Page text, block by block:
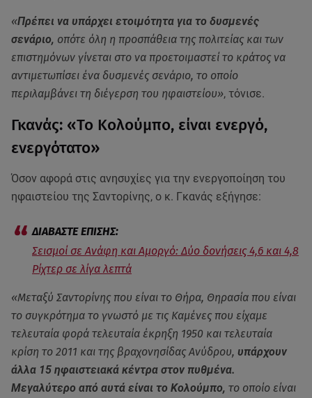
«Πρέπει να υπάρχει ετοιμότητα για το δυσμενές
σενάριο, οπότε όλη η προσπάθεια της πολιτείας και των
επιστημόνων γίνεται στο να προετοιμαστεί το κράτος να
αντιμετωπίσει ένα δυσμενές σενάριο, το οποίο
περιλαμβάνει τη διέγερση του ηφαιστείου», τόνισε.
Γκανάς: «Το Κολούμπο, είναι ενεργό,
ενεργότατο»
Όσον αφορά στις ανησυχίες για την ενεργοποίηση του
ηφαιστείου της Σαντορίνης, ο κ. Γκανάς εξήγησε:
Σεισμοί σε Ανάφη και Αμοργό: Δύο δονήσεις 4,6 και 4,8
Ρίχτερ σε λίγα λεπτά
«Μεταξύ Σαντορίνης που είναι το Θήρα, Θηρασία που είναι
το συγκρότημα το γνωστό με τις Καμένες που είχαμε
τελευταία φορά τελευταία έκρηξη 1950 και τελευταία
κρίση το 2011 και της βραχονησίδας Ανύδρου, υπάρχουν
άλλα 15 ηφαιστειακά κέντρα στον πυθμένα.
Μεγαλύτερο από αυτά είναι το Κολούμπο, το οποίο είναι